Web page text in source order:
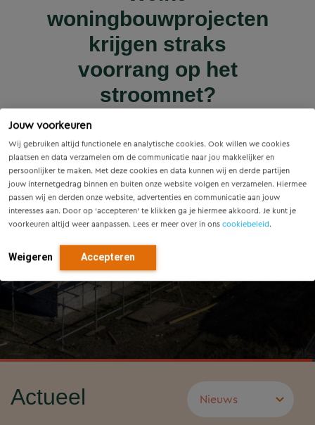
Jouw voorkeuren
Wij gebruiken altijd functionele en analytische cookies. Ook willen we cookies
plaatsen en data verzamelen om de communicatie naar jou makkelijker en
persoonlijker te maken. Met deze cookies en data kunnen wij en derde partijen
jouw internetgedrag binnen en buiten onze website volgen en verzamelen. Hiermee
passen wij en derden onze website, advertenties en communicatie aan jouw
interesses aan. Door op ‘accepteren’ te klikken ga je hiermee akkoord. Je kunt je
voorkeuren altijd weer aanpassen. Lees er meer over in ons cookiebeleid.
Weigeren Accepteren
woningbouwprojecten
krijgen straks
voorrang op het
stroomnet?
Lees meer
nieuws | nieuws
Innovatieve pilot bij
sluiscomplex Helmond
Lees meer
Slim onderzoek
voorkomt onnodige
vervanging van
Eindhovense tunnel
Voorzieningenscan
Drenthe: inzicht voor
vandaag, richting voor
morgen
Wet versterking regie
volkshuisvesting in
werking: wat betekent
dit voor gemeenten?
Actueel